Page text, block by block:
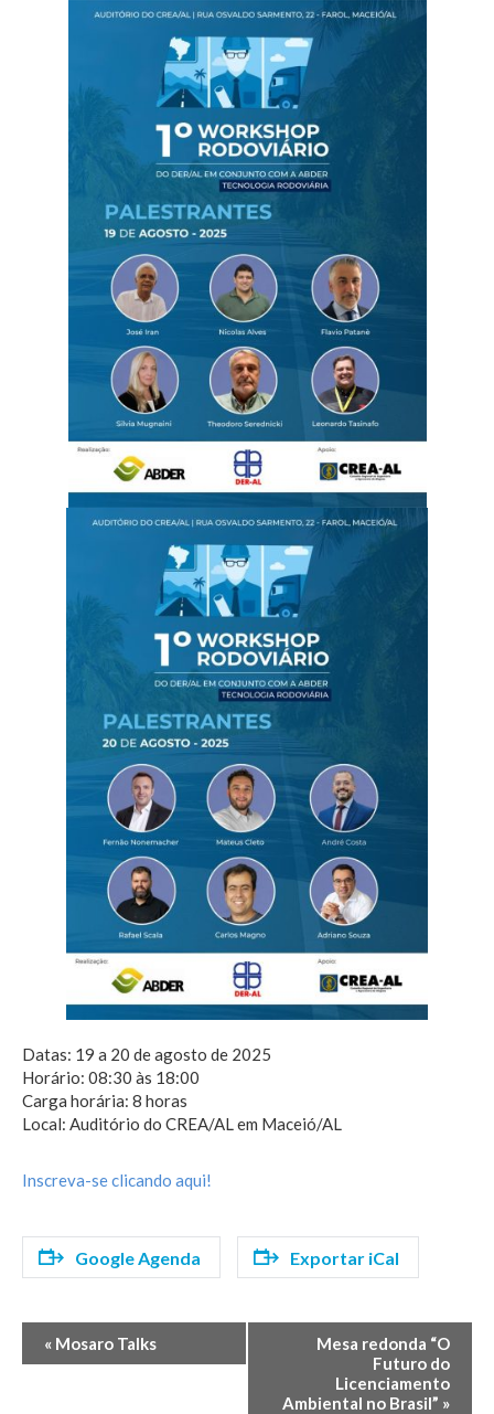
Datas: 19 a 20 de agosto de 2025
Horário: 08:30 às 18:00
Carga horária: 8 horas
Local: Auditório do CREA/AL em Maceió/AL
Inscreva-se clicando aqui!
Google Agenda Exportar iCal
Evento
« Mosaro Talks
Mesa redonda “O
Futuro do
Licenciamento
Ambiental no Brasil” »